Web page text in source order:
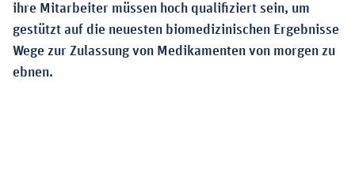
ihre Mitarbeiter müssen hoch qualifiziert sein, um
gestützt auf die neuesten biomedizinischen Ergebnisse
Wege zur Zulassung von Medikamenten von morgen zu
ebnen.